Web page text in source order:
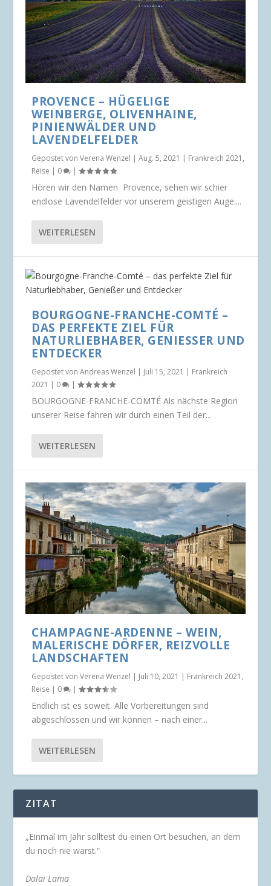
PROVENCE – HÜGELIGE
WEINBERGE, OLIVENHAINE,
PINIENWÄLDER UND
LAVENDELFELDER
Gepostet vonVerena Wenzel |Aug. 5, 2021 | Frankreich 2021 ,
Reise | 0 |
Hören wir den Namen Provence, sehen wir schier
endlose Lavendelfelder vor unserem geistigen Auge....
WEITERLESEN
BOURGOGNE-FRANCHE-COMTÉ –
DAS PERFEKTE ZIEL FÜR
NATURLIEBHABER, GENIESSER UND E
NTDECKER
Gepostet vonAndreas Wenzel | Juli 15, 2021 | Frankreich
2021 | 0 |
BOURGOGNE-FRANCHE-COMTÉ Als nächste Region
unserer Reise fahren wir durch einen Teil der...
WEITERLESEN
CHAMPAGNE-ARDENNE – WEIN,
MALERISCHE DÖRFER, REIZVOLLE
LANDSCHAFTEN
Gepostet vonVerena Wenzel | Juli 10, 2021 | Frankreich 2021 ,
Reise | 0 |
Endlich ist es soweit. Alle Vorbereitungen sind
abgeschlossen und wir können – nach einer...
WEITERLESEN
ZITAT
„Einmal im Jahr solltest du einen Ort besuchen, an dem
du noch nie warst.“
Dalai Lama